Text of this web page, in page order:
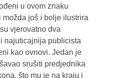
u ovom znaku
možda još i bolje ilustrira
vjerovatno dva
najuticajnija publicista
kao ovnovi. Jedan je
srušiti predjednika
što mu je na kraju i